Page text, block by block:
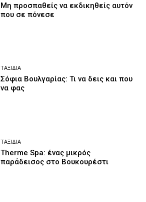
Μη προσπαθείς να εκδικηθείς αυτόν
που σε πόνεσε
ΤΑΞΊΔΙΑ
Σόφια Βουλγαρίας: Τι να δεις και που
να φας
ΤΑΞΊΔΙΑ
Therme Spa: ένας μικρός
παράδεισος στο Βουκουρέστι